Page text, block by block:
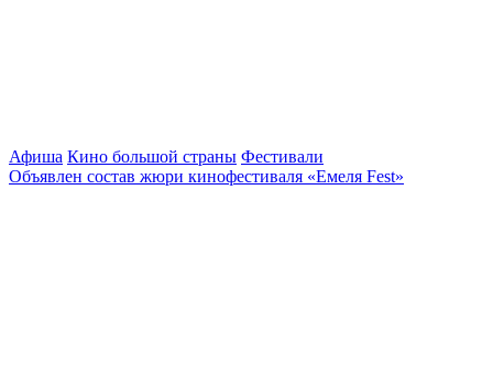
Афиша Кино большой страны Фестивали
Объявлен состав жюри кинофестиваля «Емеля Fest»